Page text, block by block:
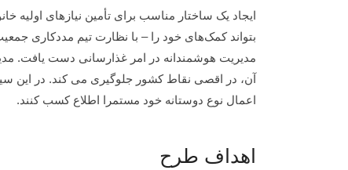
ایجاد یک ساختار مناسب برای تأمین نیازهای اولیه
بتواند کمک‌های خود را – با نظارت تیم مددکاری
مدیریت هوشمندانه در امر غذارسانی دست یافت.
آن، در اقصی نقاط کشور جلوگیری می کند. در این
اعمال نوع‌ دوستانه خود مستمرا اطلاع کسب کنند.
اهداف طرح